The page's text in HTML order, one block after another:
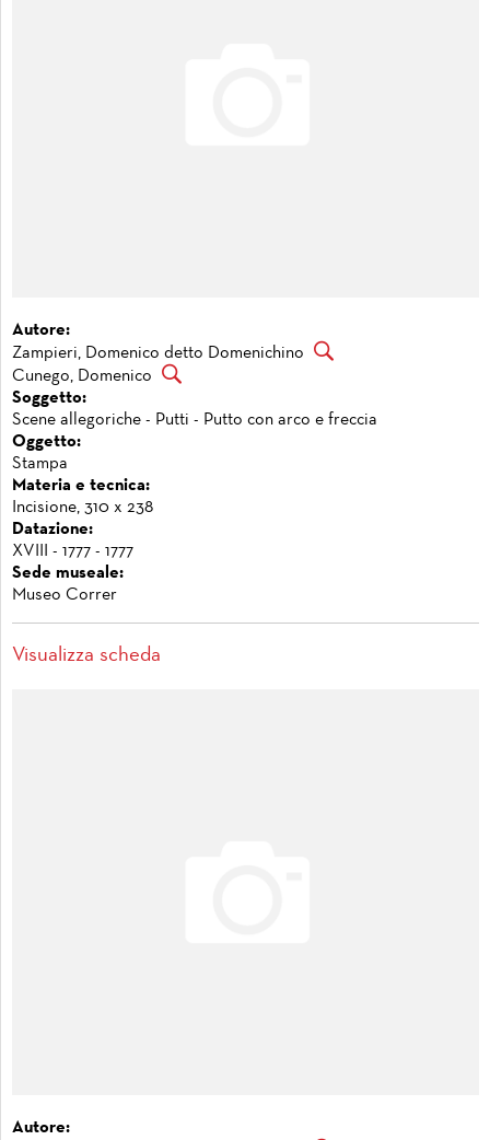
Autore:
Zampieri, Domenico detto Domenichino
Cunego, Domenico
Soggetto:
Scene allegoriche - Putti - Putto con arco e freccia
Oggetto:
Stampa
Materia e tecnica:
Incisione, 310 x 238
Datazione:
XVIII - 1777 - 1777
Sede museale:
Museo Correr
Visualizza scheda
Autore: